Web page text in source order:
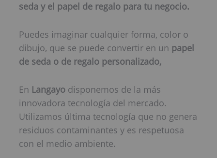
seda y el papel de regalo para tu negocio.
Puedes imaginar cualquier forma, color o
dibujo, que se puede convertir en un papel
de seda o de regalo personalizado,
En Langayodisponemos de la más
innovadora tecnología del mercado.
Utilizamos última tecnología que no genera
residuos contaminantes y es respetuosa
con el medio ambiente.